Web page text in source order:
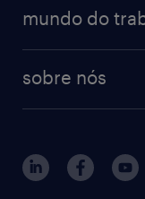
mundo do
sobre nós